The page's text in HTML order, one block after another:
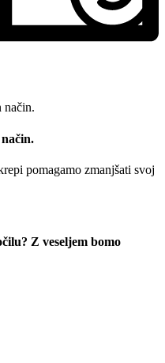
pomagamo zmanjšati svoj
Z veseljem bomo